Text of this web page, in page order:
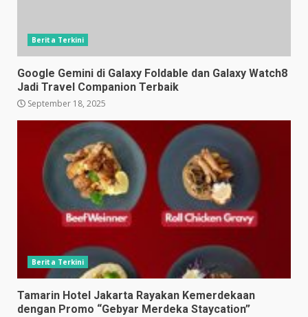
Berita Terkini
Google Gemini di Galaxy Foldable dan Galaxy Watch8
Jadi Travel Companion Terbaik
September 18, 2025
Berita Terkini
Tamarin Hotel Jakarta Rayakan Kemerdekaan
dengan Promo “Gebyar Merdeka Staycation”